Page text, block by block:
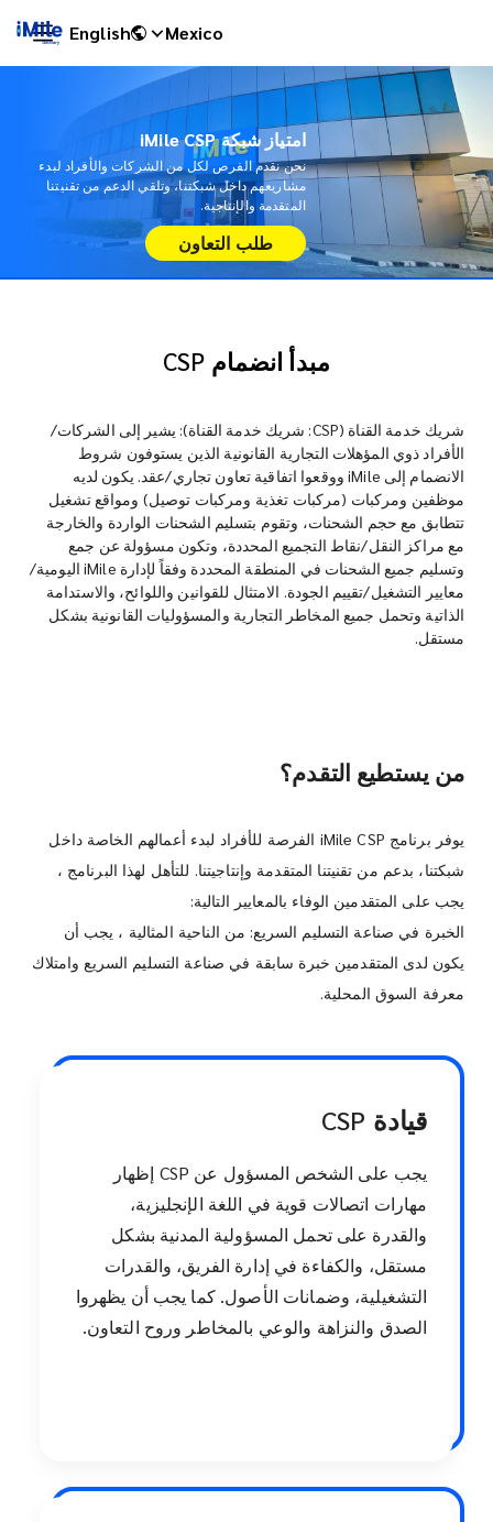
Mexico
English
امتياز شبكة iMile CSP
نحن نقدم الفرص لكل من الشركات والأفراد لبدء
مشاريعهم داخل شبكتنا، وتلقي الدعم من تقنيتنا
المتقدمة والإنتاجية.
طلب التعاون
مبدأ انضمام CSP
شريك خدمة القناة (CSP: شريك خدمة القناة): يشير إلى الشركات/
الأفراد ذوي المؤهلات التجارية القانونية الذين يستوفون شروط
الانضمام إلى iMile ووقعوا اتفاقية تعاون تجاري/عقد. يكون لديه
موظفين ومركبات (مركبات تغذية ومركبات توصيل) ومواقع تشغيل
تتطابق مع حجم الشحنات، وتقوم بتسليم الشحنات الواردة والخارجة
مع مراكز النقل/نقاط التجميع المحددة، وتكون مسؤولة عن جمع
وتسليم جميع الشحنات في المنطقة المحددة وفقاً لإدارة iMile اليومية/
معايير التشغيل/تقييم الجودة. الامتثال للقوانين واللوائح، والاستدامة
الذاتية وتحمل جميع المخاطر التجارية والمسؤوليات القانونية بشكل
مستقل.
من يستطيع التقدم؟
يوفر برنامج iMile CSP الفرصة للأفراد لبدء أعمالهم الخاصة داخل
شبكتنا، بدعم من تقنيتنا المتقدمة وإنتاجيتنا. للتأهل لهذا البرنامج ،
يجب على المتقدمين الوفاء بالمعايير التالية:
الخبرة في صناعة التسليم السريع: من الناحية المثالية ، يجب أن
يكون لدى المتقدمين خبرة سابقة في صناعة التسليم السريع وامتلاك
معرفة السوق المحلية.
قيادة CSP
يجب على الشخص المسؤول عن CSP إظهار
مهارات اتصالات قوية في اللغة الإنجليزية،
والقدرة على تحمل المسؤولية المدنية بشكل
مستقل، والكفاءة في إدارة الفريق، والقدرات
التشغيلية، وضمانات الأصول. كما يجب أن يظهروا
الصدق والنزاهة والوعي بالمخاطر وروح التعاون.